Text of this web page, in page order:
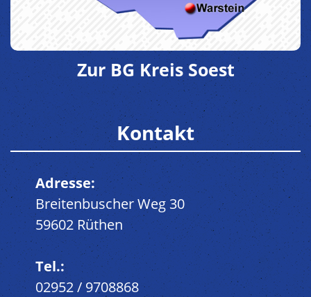
Zur BG Kreis Soest
Kontakt
Adresse:
Breitenbuscher Weg 30
59602 Rüthen
Tel.:
02952 / 9708868